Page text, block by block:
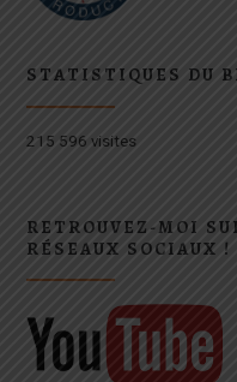
STATISTIQUES DU
215 596 visites
RETROUVEZ-MOI
RÉSEAUX SOCIAUX !